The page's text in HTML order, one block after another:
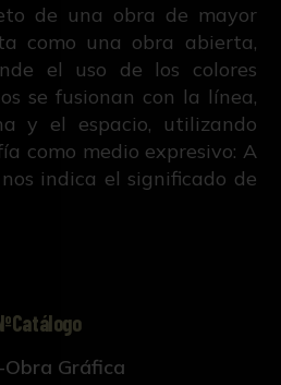
de una obra de mayor
como una obra abierta,
el uso de los colores
se fusionan con la línea,
y el espacio, utilizando
como medio expresivo: A
indica el significado de
Gráfica